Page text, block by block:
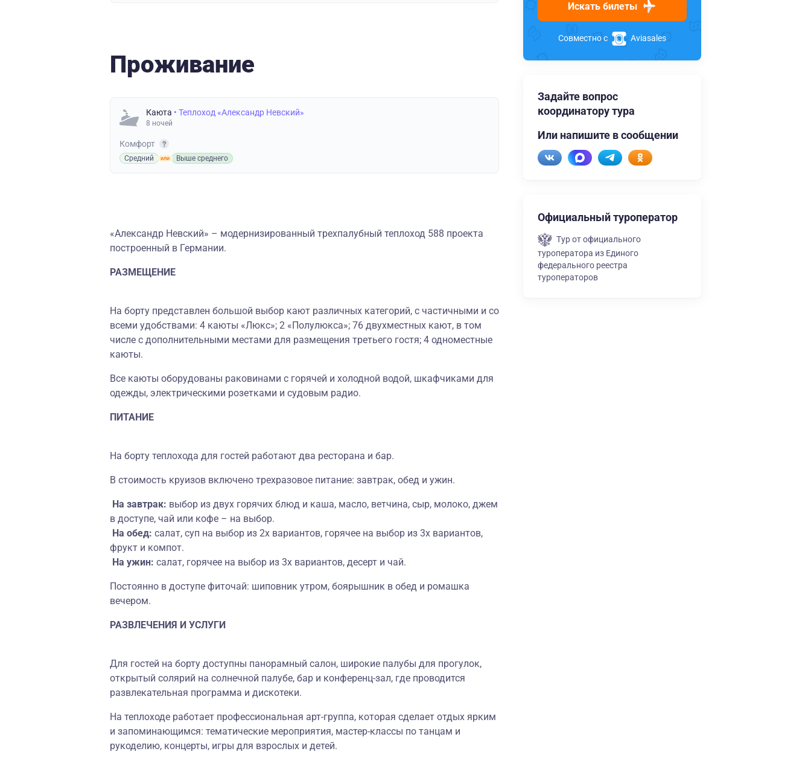
Проживание
Каюта • Теплоход «Александр Невский»
8 ночей
Комфорт
Средний Выше среднего
«Александр Невский» – модернизированный трехпалубный теплоход 588 проекта
построенный в Германии.
РАЗМЕЩЕНИЕ
На борту представлен большой выбор кают различных категорий, с частичными и со
всеми удобствами: 4 каюты «Люкс»; 2 «Полулюкса»; 76 двухместных кают, в том
числе с дополнительными местами для размещения третьего гостя; 4 одноместные
каюты.
Все каюты оборудованы раковинами с горячей и холодной водой, шкафчиками для
одежды, электрическими розетками и судовым радио.
ПИТАНИЕ
На борту теплохода для гостей работают два ресторана и бар.
В стоимость круизов включено трехразовое питание: завтрак, обед и ужин.
На завтрак: выбор из двух горячих блюд и каша, масло, ветчина, сыр, молоко, джем
в доступе, чай или кофе – на выбор.
На обед: салат, суп на выбор из 2х вариантов, горячее на выбор из 3х вариантов,
фрукт и компот.
На ужин: салат, горячее на выбор из 3х вариантов, десерт и чай.
Постоянно в доступе фиточай: шиповник утром, боярышник в обед и ромашка
вечером.
РАЗВЛЕЧЕНИЯ И УСЛУГИ
Для гостей на борту доступны панорамный салон, широкие палубы для прогулок,
открытый солярий на солнечной палубе, бар и конференц-зал, где проводится
развлекательная программа и дискотеки.
На теплоходе работает профессиональная арт-группа, которая сделает отдых ярким
и запоминающимся: тематические мероприятия, мастер-классы по танцам и
рукоделию, концерты, игры для взрослых и детей.
Искать билеты
Совместно с Aviasales
Задайте вопрос
координатору тура
Или напишите в сообщении
Официальный туроператор
Тур от официального
туроператора из Единого
федерального реестра
туроператоров